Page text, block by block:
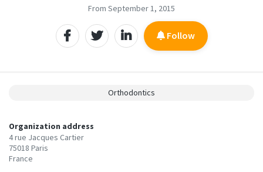
From September 1, 2015
Follow
Orthodontics
Organization address
4 rue Jacques Cartier
75018 Paris
France